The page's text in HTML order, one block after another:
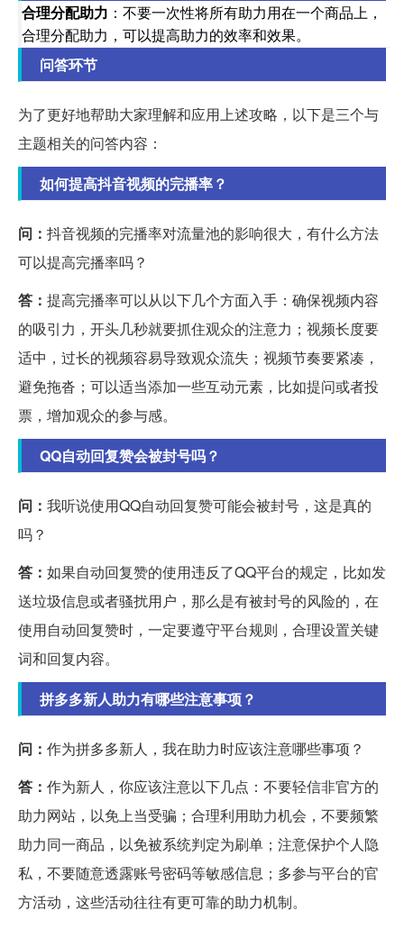
合理分配助力 ：不要一次性将所有助力用在一个商品上，
合理分配助力，可以提高助力的效率和效果。
问答环节
为了更好地帮助大家理解和应用上述攻略，以下是三个与
主题相关的问答内容：
如何提高抖音视频的完播率？
问： 抖音视频的完播率对流量池的影响很大，有什么方法
可以提高完播率吗？
答： 提高完播率可以从以下几个方面入手：确保视频内容
的吸引力，开头几秒就要抓住观众的注意力；视频长度要
适中，过长的视频容易导致观众流失；视频节奏要紧凑，
避免拖沓；可以适当添加一些互动元素，比如提问或者投
票，增加观众的参与感。
QQ自动回复赞会被封号吗？
问： 我听说使用QQ自动回复赞可能会被封号，这是真的
吗？
答： 如果自动回复赞的使用违反了QQ平台的规定，比如发
送垃圾信息或者骚扰用户，那么是有被封号的风险的，在
使用自动回复赞时，一定要遵守平台规则，合理设置关键
词和回复内容。
拼多多新人助力有哪些注意事项？
问： 作为拼多多新人，我在助力时应该注意哪些事项？
答： 作为新人，你应该注意以下几点：不要轻信非官方的
助力网站，以免上当受骗；合理利用助力机会，不要频繁
助力同一商品，以免被系统判定为刷单；注意保护个人隐
私，不要随意透露账号密码等敏感信息；多参与平台的官
方活动，这些活动往往有更可靠的助力机制。